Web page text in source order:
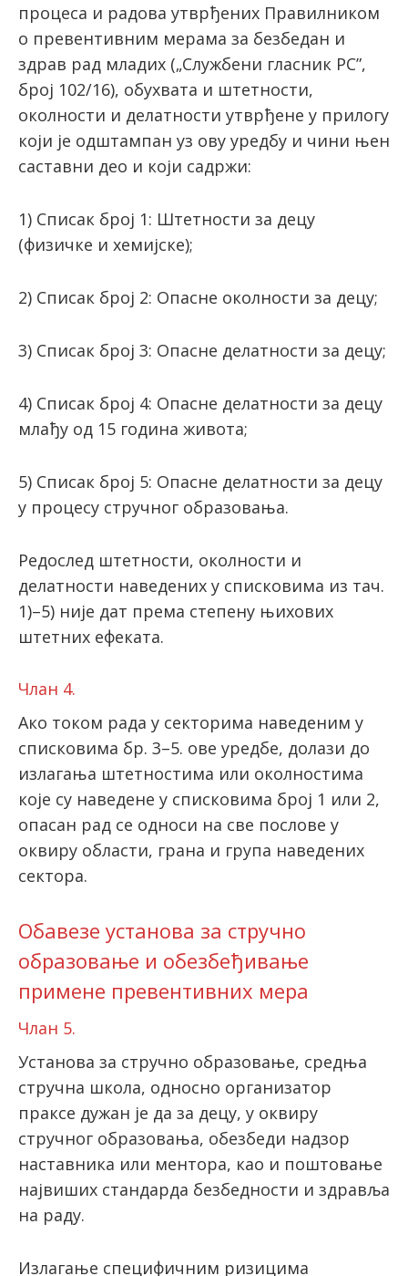
процеса и радова утврђених Правилником
о превентивним мерама за безбедан и
здрав рад младих („Службени гласник РС”,
број 102/16), обухвата и штетности,
околности и делатности утврђене у прилогу
који је одштампан уз ову уредбу и чини њен
саставни део и који садржи:
1) Списак број 1: Штетности за децу
(физичке и хемијске);
2) Списак број 2: Опасне околности за децу;
3) Списак број 3: Опасне делатности за децу;
4) Списак број 4: Опасне делатности за децу
млађу од 15 година живота;
5) Списак број 5: Опасне делатности за децу
у процесу стручног образовања.
Редослед штетности, околности и
делатности наведених у списковима из тач.
1)–5) није дат према степену њихових
штетних ефеката.
Члан 4.
Ако током рада у секторима наведеним у
списковима бр. 3–5. ове уредбе, долази до
излагања штетностима или околностима
које су наведене у списковима брoj 1 или 2,
опасан рад се односи на све послове у
оквиру области, грана и група наведених
сектора.
Обавезе установа за стручно
образовање и обезбеђивање
примене превентивних мера
Члан 5.
Установа за стручно образовање, средња
стручна школа, односно организатор
праксе дужан је да за децу, у оквиру
стручног образовања, обезбеди надзор
наставника или ментора, као и поштовање
највиших стандарда безбедности и здравља
на раду.
Излагање специфичним ризицима